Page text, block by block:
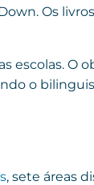
Os
escolas. O
o
, sete áreas